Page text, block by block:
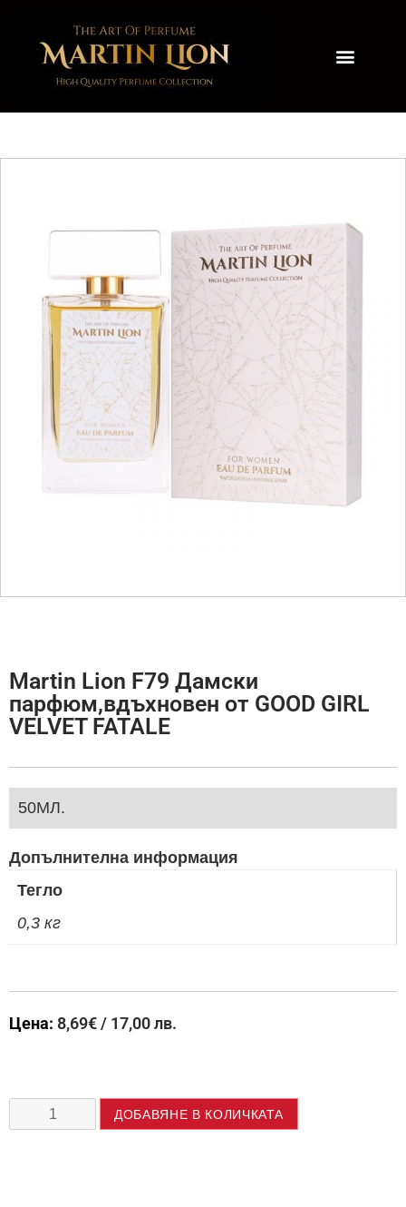
Martin Lion F79 Дамски
парфюм,вдъхновен от GOOD GIRL
VELVET FATALE
50МЛ.
Допълнителна информация
Тегло
0,3 кг
Цена: 8,69€/ 17,00 лв.
ДОБАВЯНЕ В КОЛИЧКАТА